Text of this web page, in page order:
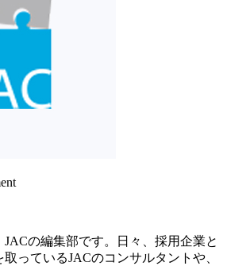
の編集部です。日々、採用企業と
っているJACのコンサルタントや、